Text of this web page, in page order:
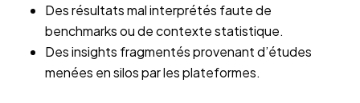
Des résultats mal interprétés faute de
benchmarks ou de contexte statistique.
Des insights fragmentés provenant d’études
menées en silos par les plateformes.